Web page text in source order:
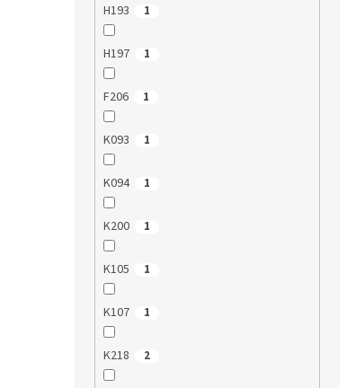
H193 1
H197 1
F206 1
K093 1
K094 1
K200 1
K105 1
K107 1
K218 2